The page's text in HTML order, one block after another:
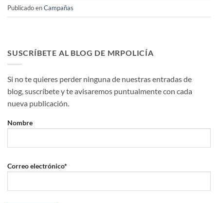
Publicado enCampañas
SUSCRÍBETE AL BLOG DE MRPOLICÍA
Si no te quieres perder ninguna de nuestras entradas de
blog, suscríbete y te avisaremos puntualmente con cada
nueva publicación.
Nombre
Correo electrónico*